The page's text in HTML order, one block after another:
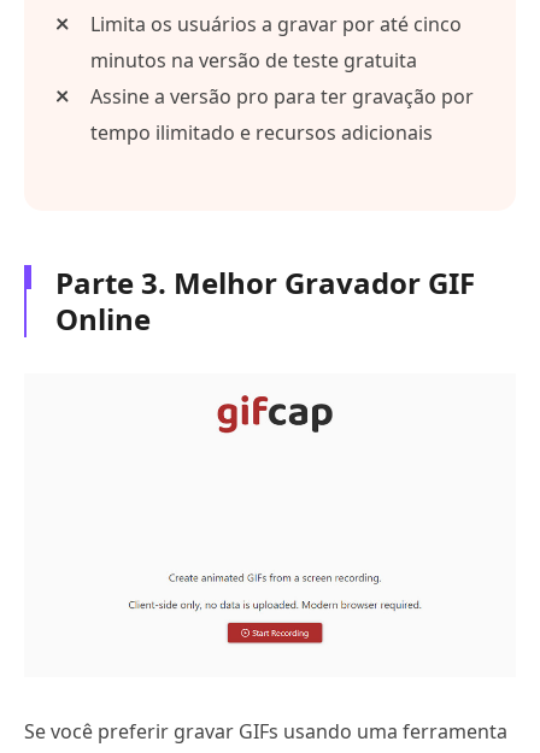
Limita os usuários a gravar por até cinco
minutos na versão de teste gratuita
Assine a versão pro para ter gravação por
tempo ilimitado e recursos adicionais
Parte 3. Melhor Gravador GIF
Online
Se você preferir gravar GIFs usando uma ferramenta